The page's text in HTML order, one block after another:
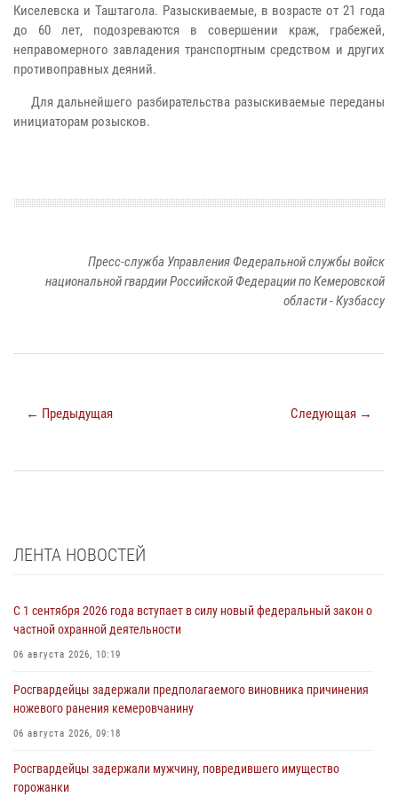
Киселевска и Таштагола. Разыскиваемые, в возрасте от 21 года
до 60 лет, подозреваются в совершении краж, грабежей,
неправомерного завладения транспортным средством и других
противоправных деяний.
Для дальнейшего разбирательства разыскиваемые переданы
инициаторам розысков.
Пресс-служба Управления Федеральной службы войск
национальной гвардии Российской Федерации по Кемеровской
области - Кузбассу
← Предыдущая Следующая →
ЛЕНТА НОВОСТЕЙ
С 1 сентября 2026 года вступает в силу новый федеральный закон о
частной охранной деятельности
06 августа 2026, 10:19
Росгвардейцы задержали предполагаемого виновника причинения
ножевого ранения кемеровчанину
06 августа 2026, 09:18
Росгвардейцы задержали мужчину, повредившего имущество
горожанки